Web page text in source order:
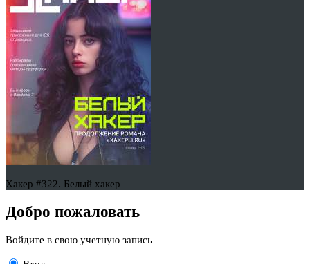
Хакер #322. Белый хакер
Добро пожаловать
Войдите в свою учетную запись